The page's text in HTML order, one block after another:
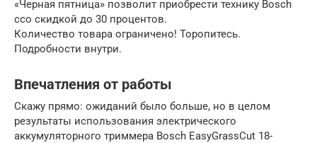
«Черная пятница» позволит приобрести технику Bosch
cсо скидкой до 30 процентов.
Количество товара ограничено! Торопитесь.
Подробности внутри.
Впечатления от работы
Скажу прямо: ожиданий было больше, но в целом
результаты использования электрического
аккумуляторного триммера Bosch EasyGrassCut 18-